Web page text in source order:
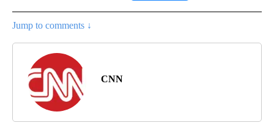
Jump to comments ↓
CNN